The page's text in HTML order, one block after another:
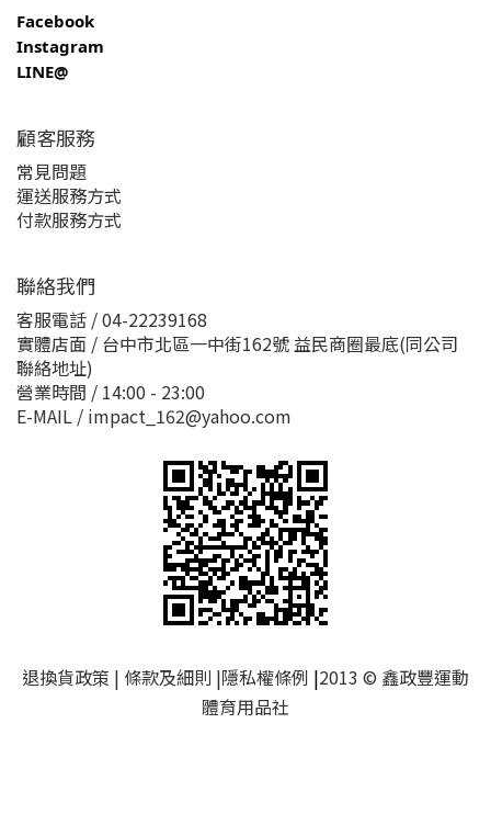
Facebook
Instagram
LINE@
顧客服務
常見問題
運送服務方式
付款服務方式
聯絡我們
客服電話 / 04-22239168
實體店面 / 台中市北區一中街162號 益民商圈最底(同公司
聯絡地址)
營業時間 / 14:00 - 23:00
E-MAIL / impact_162@yahoo.com
退換貨政策 | 條款及細則 |隱私權條例 |2013 © 鑫政豐運動
體育用品社